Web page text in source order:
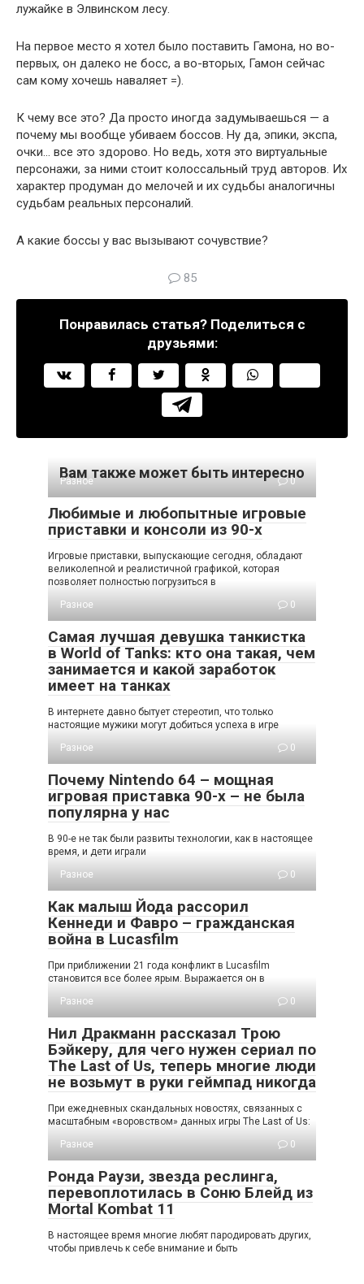
лужайке в Элвинском лесу.
На первое место я хотел было поставить Гамона, но во-
первых, он далеко не босс, а во-вторых, Гамон сейчас
сам кому хочешь наваляет =).
К чему все это? Да просто иногда задумываешься — а
почему мы вообще убиваем боссов. Ну да, эпики, экспа,
очки… все это здорово. Но ведь, хотя это виртуальные
персонажи, за ними стоит колоссальный труд авторов. Их
характер продуман до мелочей и их судьбы аналогичны
судьбам реальных персоналий.
А какие боссы у вас вызывают сочувствие?
85
Понравилась статья? Поделиться с
друзьями:
Вам также может быть интересно
Разное 0
Любимые и любопытные игровые
приставки и консоли из 90-х
Игровые приставки, выпускающие сегодня, обладают
великолепной и реалистичной графикой, которая
позволяет полностью погрузиться в
Разное
0
Самая лучшая девушка танкистка
в World of Tanks: кто она такая, чем
занимается и какой заработок
имеет на танках
В интернете давно бытует стереотип, что только
настоящие мужики могут добиться успеха в игре
Разное
0
Почему Nintendo 64 – мощная
игровая приставка 90-х – не была
популярна у нас
В 90-е не так были развиты технологии, как в настоящее
время, и дети играли
Разное
0
Как малыш Йода рассорил
Кеннеди и Фавро – гражданская
война в Lucasfilm
При приближении 21 года конфликт в Lucasfilm
становится все более ярым. Выражается он в
Разное
0
Нил Дракманн рассказал Трою
Бэйкеру, для чего нужен сериал по
The Last of Us, теперь многие люди
не возьмут в руки геймпад никогда
При ежедневных скандальных новостях, связанных с
масштабным «воровством» данных игры The Last of Us:
Разное
0
Ронда Раузи, звезда реслинга,
перевоплотилась в Соню Блейд из
Mortal Kombat 11
В настоящее время многие любят пародировать других,
чтобы привлечь к себе внимание и быть